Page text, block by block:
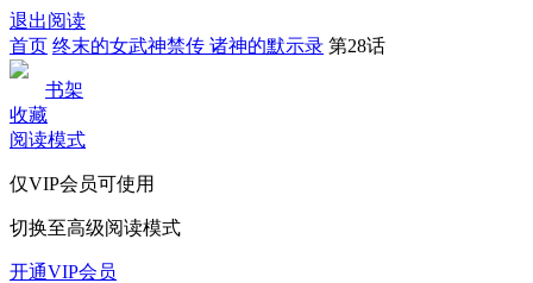
退出阅读
首页 终末的女武神禁传 诸神的默示录 第28话
书架
收藏
阅读模式
仅VIP会员可使用
切换至高级阅读模式
开通VIP会员